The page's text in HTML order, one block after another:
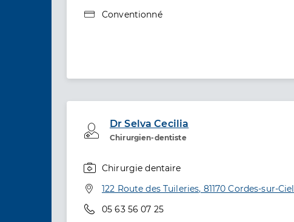
Type de convention
Conventionné
Dr Selva Cecilia
Chirurgien-dentiste
Professionel de santé
Chirurgie dentaire
Adresse
122 Route des Tuileries, 81170 Cordes-sur-Ciel
Téléphone
05 63 56 07 25